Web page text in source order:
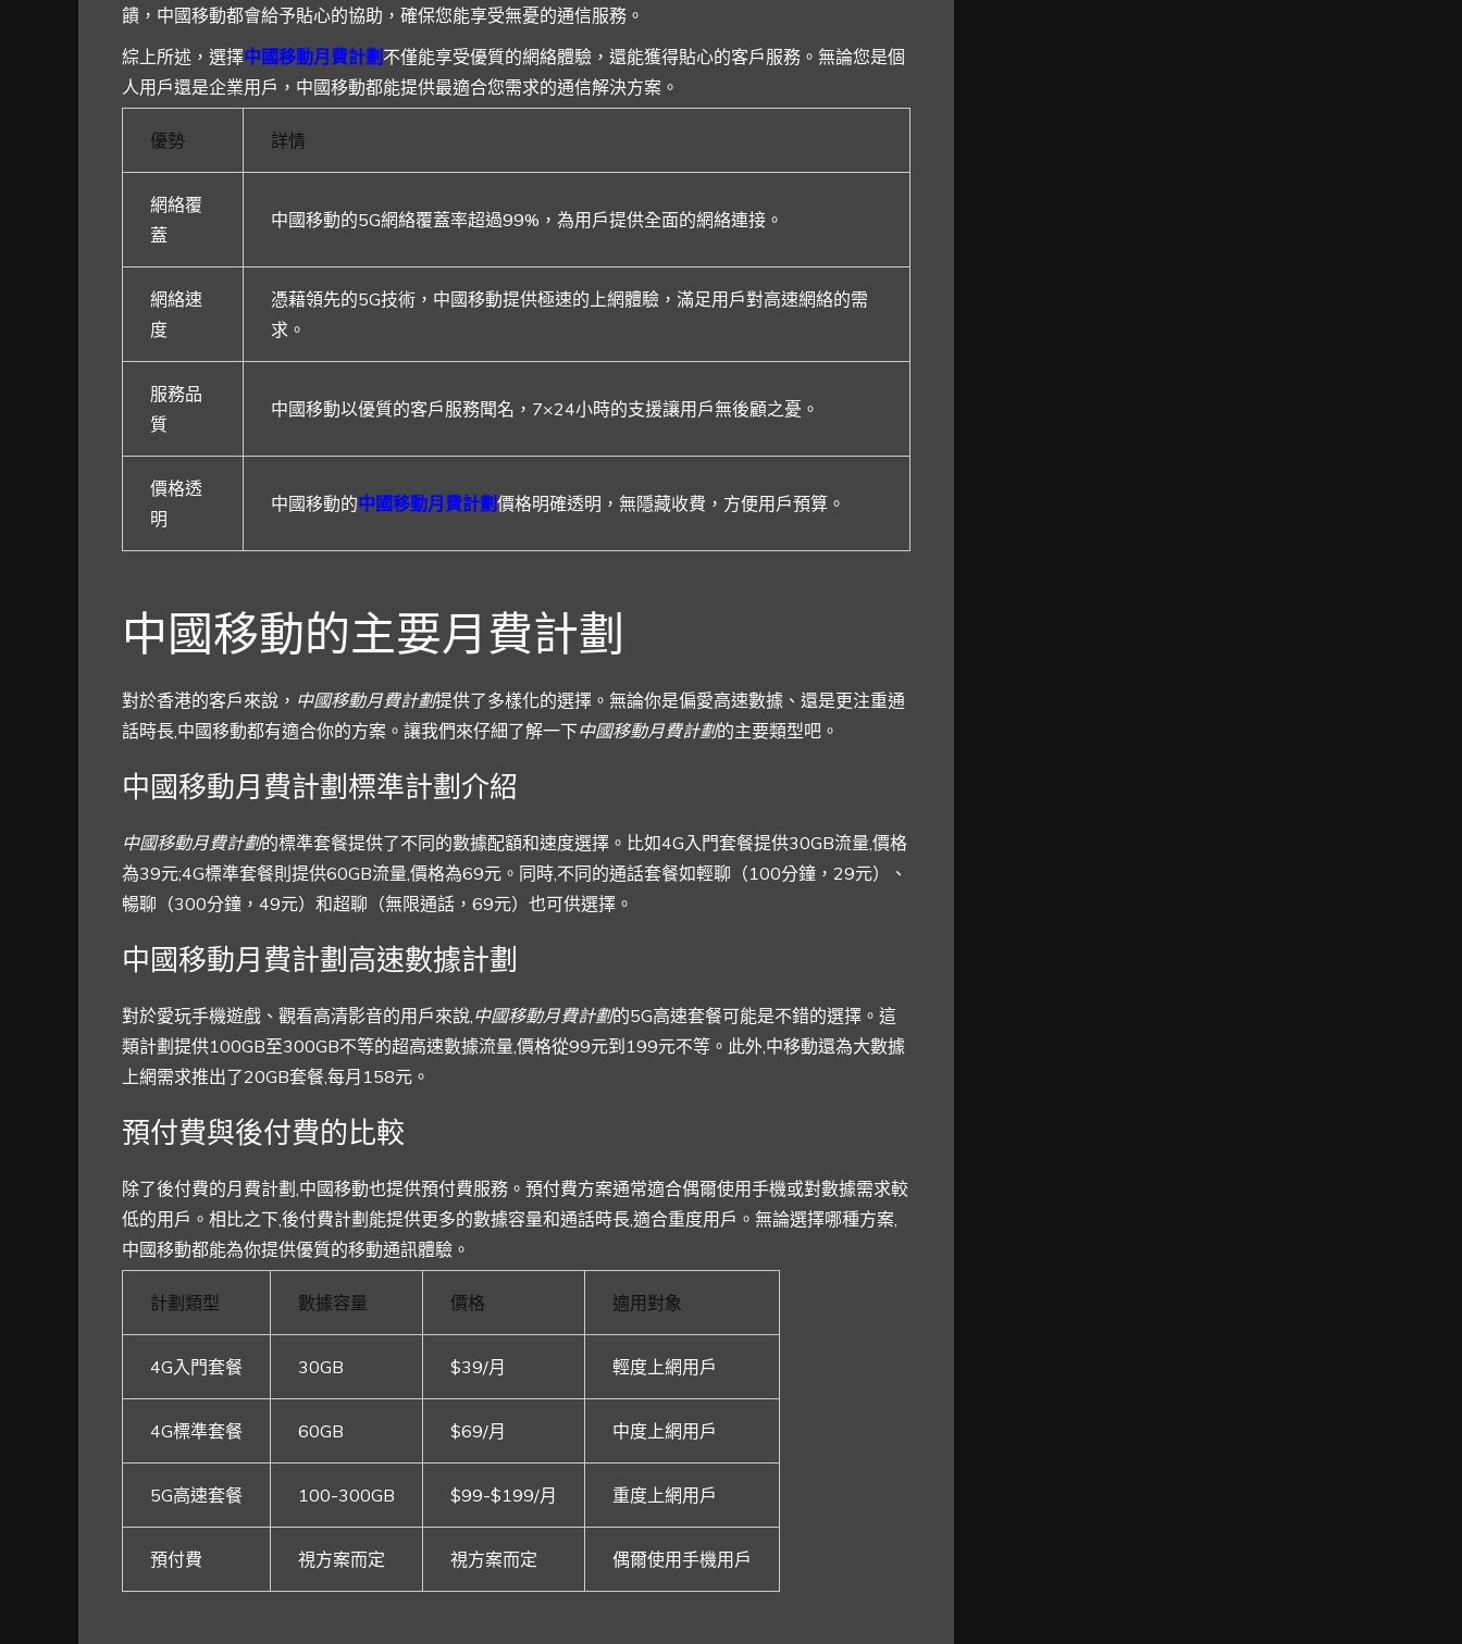
饋，中國移動都會給予貼心的協助，確保您能享受無憂的通信服務。
綜上所述，選擇中國移動月費計劃 不僅能享受優質的網絡體驗，還能獲得貼心的客戶服務。無論您是個
人用戶還是企業用戶，中國移動都能提供最適合您需求的通信解決方案。
優勢 詳情
網絡覆
蓋
中國移動的5G網絡覆蓋率超過99%，為用戶提供全面的網絡連接。
網絡速
度
憑藉領先的5G技術，中國移動提供極速的上網體驗，滿足用戶對高速網絡的需
求。
服務品
質
中國移動以優質的客戶服務聞名，7×24小時的支援讓用戶無後顧之憂。
價格透
明
中國移動的中國移動月費計劃價格明確透明，無隱藏收費，方便用戶預算。
中國移動的主要月費計劃
對於香港的客戶來說， 中國移動月費計劃提供了多樣化的選擇。無論你是偏愛高速數據、還是更注重通
話時長,中國移動都有適合你的方案。讓我們來仔細了解一下中國移動月費計劃的主要類型吧。
中國移動月費計劃標準計劃介紹
中國移動月費計劃的標準套餐提供了不同的數據配額和速度選擇。比如4G入門套餐提供30GB流量,價格
為39元;4G標準套餐則提供60GB流量,價格為69元。同時,不同的通話套餐如輕聊（100分鐘，29元）、
暢聊（300分鐘，49元）和超聊（無限通話，69元）也可供選擇。
中國移動月費計劃高速數據計劃
對於愛玩手機遊戲、觀看高清影音的用戶來說,中國移動月費計劃的5G高速套餐可能是不錯的選擇。這
類計劃提供100GB至300GB不等的超高速數據流量,價格從99元到199元不等。此外,中移動還為大數據
上網需求推出了20GB套餐,每月158元。
預付費與後付費的比較
除了後付費的月費計劃,中國移動也提供預付費服務。預付費方案通常適合偶爾使用手機或對數據需求較
低的用戶。相比之下,後付費計劃能提供更多的數據容量和通話時長,適合重度用戶。無論選擇哪種方案,
中國移動都能為你提供優質的移動通訊體驗。
計劃類型 數據容量 價格 適用對象
4G入門套餐 30GB $39/月 輕度上網用戶
4G標準套餐 60GB $69/月 中度上網用戶
5G高速套餐 100-300GB $99-$199/月 重度上網用戶
預付費 視方案而定 視方案而定 偶爾使用手機用戶